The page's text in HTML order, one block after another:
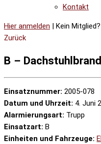
Kontakt
Hier anmelden | Kein Mitglied?
Zurück
B –
Einsatznummer: 2005-078
Datum und Uhrzeit: 4. Juni
Alarmierungsart: Trupp
Einsatzart: B
Einheiten und Fahrzeuge: